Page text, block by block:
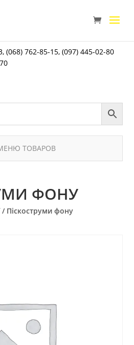
,(068) 762-85-15,(097) 445-02-80
ТОВАРОВ
ФОНУ
/ Піскоструми фону